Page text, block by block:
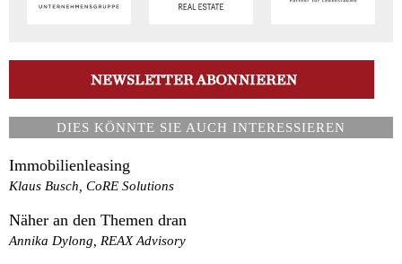
DIES KÖNNTE SIE AUCH INTERESSIEREN
Immobilienleasing
Klaus Busch, CoRE Solutions
Näher an den Themen dran
Annika Dylong, REAX Advisory